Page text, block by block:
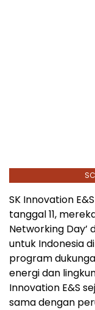
SK Innovation
tanggal 11,
Networking Day’
untuk Indonesia
program
energi dan
Innovation E&S
sama dengan